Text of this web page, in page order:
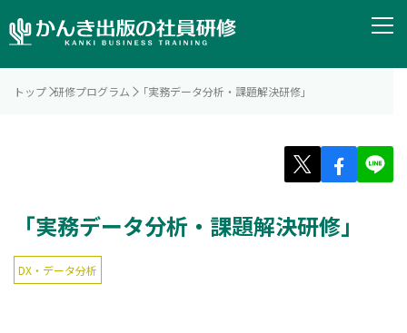
トップ 研修プログラム 「実務データ分析・課題解決研修」
「実務データ分析・課題解決研修」
DX・データ分析